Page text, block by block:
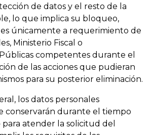
de datos y el resto de la
lo que implica su bloqueo,
únicamente a requerimiento de
Ministerio Fiscal o
competentes durante el
de las acciones que pudieran
para su posterior eliminación.
los datos personales
conservarán durante el tiempo
atender la solicitud del